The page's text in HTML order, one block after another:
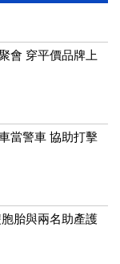
會 穿平價品牌上
當警車 協助打擊
胎與兩名助產護